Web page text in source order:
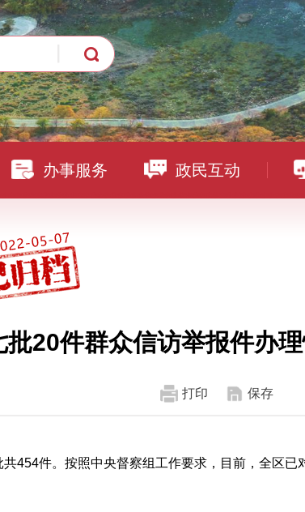
办事服务 政民互动
20件群众信访举报件办
打印 保存
454件。按照中央督察组工作要求，目前，全区已